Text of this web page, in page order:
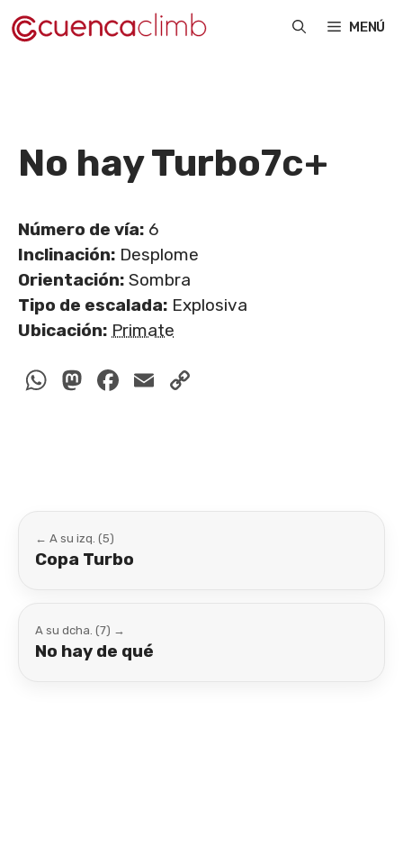
Saltar
al
MENÚ
No hay Turbo7c+
Número de vía: 6
Inclinación: Desplome
Orientación: Sombra
Tipo de escalada: Explosiva
Ubicación: Primate
WhatsApp
Mastodon
Facebook
Email
← A su izq. (5)
Copa Turbo
A su dcha. (7) →
No hay de qué